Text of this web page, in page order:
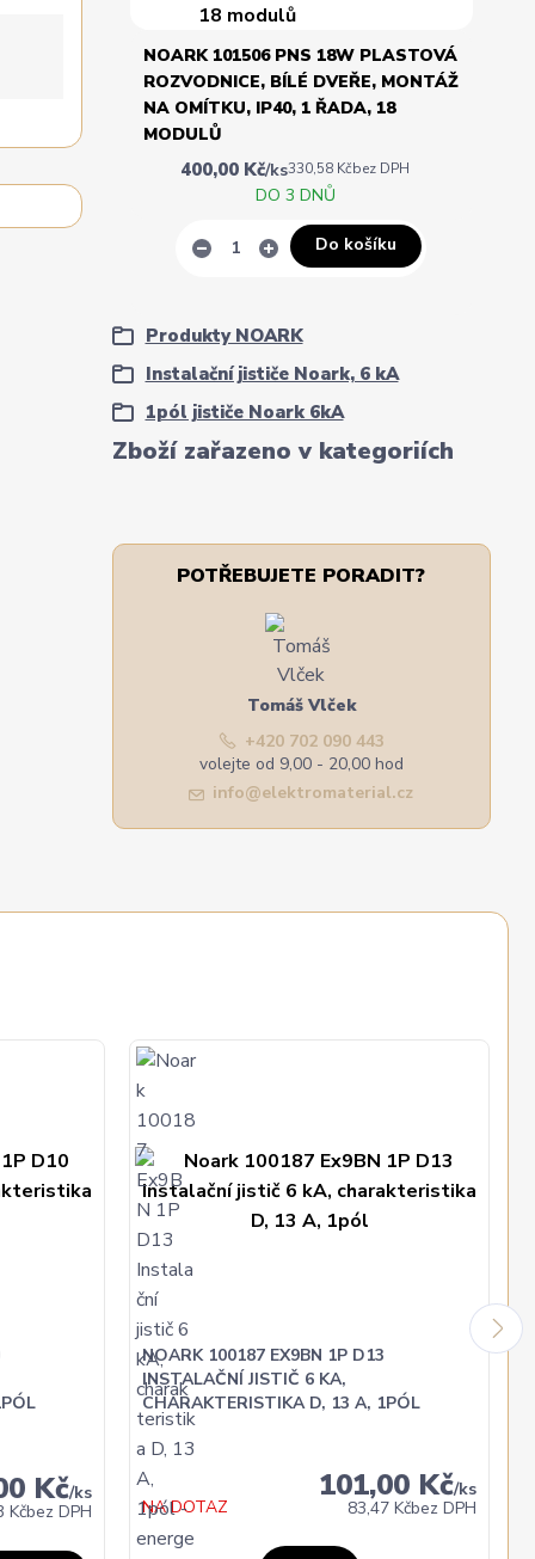
Zboží zařazeno v kategoriích
Produkty NOARK
Instalační jističe Noark, 6 kA
1pól jističe Noark 6kA
NOARK 101506 PNS 18W PLASTOVÁ
ROZVODNICE, BÍLÉ DVEŘE, MONTÁŽ
NA OMÍTKU, IP40, 1 ŘADA, 18
MODULŮ
400,00 Kč/ks330,58 Kčbez DPH
DO 3 DNŮ
Do košíku
POTŘEBUJETE PORADIT?
Tomáš Vlček
+420 702 090 443
volejte od 9,00 - 20,00 hod
info@elektromaterial.cz
Kč/ks
Kčbez DPH
NOARK 100187 EX9BN 1P D13
INSTALAČNÍ JISTIČ 6 KA,
CHARAKTERISTIKA D, 13 A, 1PÓL
101,00 Kč/ks
83,47 Kčbez DPH
NA DOTAZ